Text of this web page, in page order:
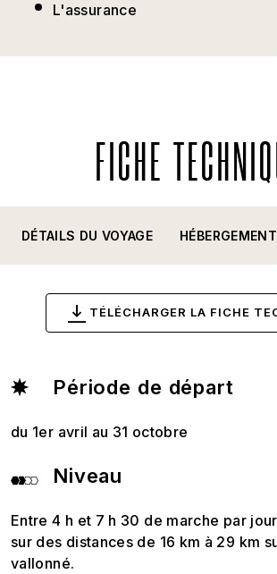
L'assurance
FICHE
DÉTAILS DU VOYAGE
TÉLÉCHARGER LA FICHE
Période de départ
du 1er avril au 31 octobre
Niveau
Entre 4 h et 7 h 30 de marche par
sur des distances de 16 km à 29 km
vallonné.